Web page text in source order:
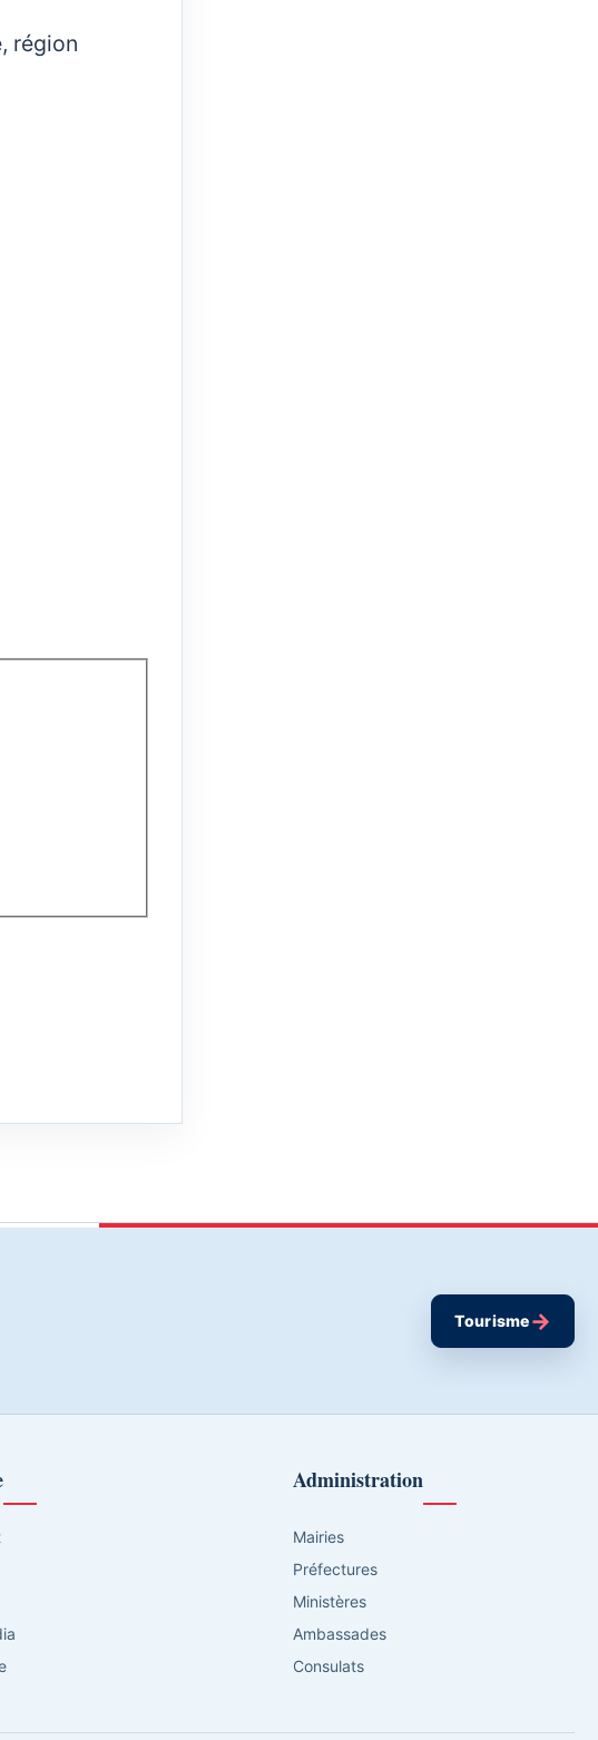
région
Tourisme→
Administration
Mairies
Préfectures
Ministères
Ambassades
Consulats